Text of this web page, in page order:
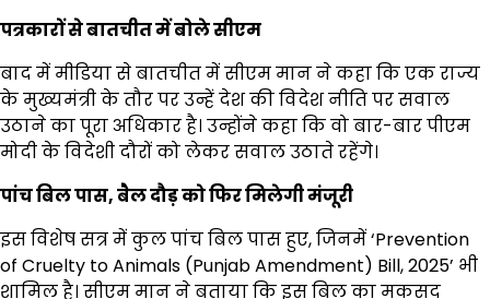
पत्रकारों से बातचीत में बोले सीएम
बाद में मीडिया से बातचीत में सीएम मान ने कहा कि एक राज्य
के मुख्यमंत्री के तौर पर उन्हें देश की विदेश नीति पर सवाल
उठाने का पूरा अधिकार है। उन्होंने कहा कि वो बार-बार पीएम
मोदी के विदेशी दौरों को लेकर सवाल उठाते रहेंगे।
पांच बिल पास,बैल दौड़ को फिर मिलेगी मंजूरी
इस विशेष सत्र में कुल पांच बिल पास हुए, जिनमें ‘Prevention
of Cruelty to Animals (Punjab Amendment) Bill, 2025’ भी
शामिल है। सीएम मान ने बताया कि इस बिल का मकसद